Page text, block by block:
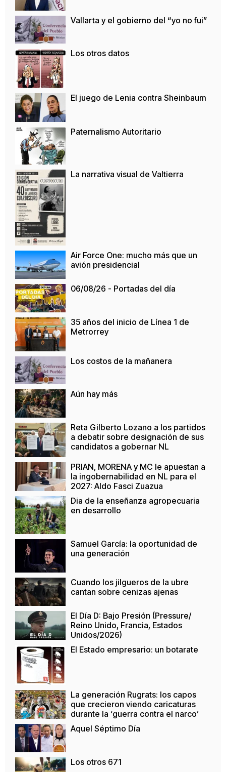
Vallarta y el gobierno del “yo no fui”
Los otros datos
El juego de Lenia contra Sheinbaum
Paternalismo Autoritario
La narrativa visual de Valtierra
Air Force One: mucho más que un
avión presidencial
06/08/26 - Portadas del día
35 años del inicio de Línea 1 de
Metrorrey
Los costos de la mañanera
Aún hay más
Reta Gilberto Lozano a los partidos
a debatir sobre designación de sus
candidatos a gobernar NL
PRIAN, MORENA y MC le apuestan a
la ingobernabilidad en NL para el
2027: Aldo Fasci Zuazua
Dia de la enseñanza agropecuaria
en desarrollo
Samuel García: la oportunidad de
una generación
Cuando los jilgueros de la ubre
cantan sobre cenizas ajenas
El Día D: Bajo Presión (Pressure/
Reino Unido, Francia, Estados
Unidos/2026)
El Estado empresario: un botarate
La generación Rugrats: los capos
que crecieron viendo caricaturas
durante la ‘guerra contra el narco’
Aquel Séptimo Día
Los otros 671